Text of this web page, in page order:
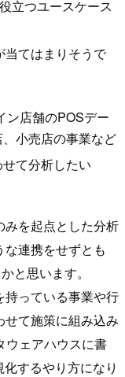
立つユースケース
当てはまりそうで
ン店舗のPOSデー
小売店の事業など
て分析したい
を起点とした分析
連携をせずとも
と思います。
持っている事業や行
て施策に組み込み
ウェアハウスに書
するやり方になり